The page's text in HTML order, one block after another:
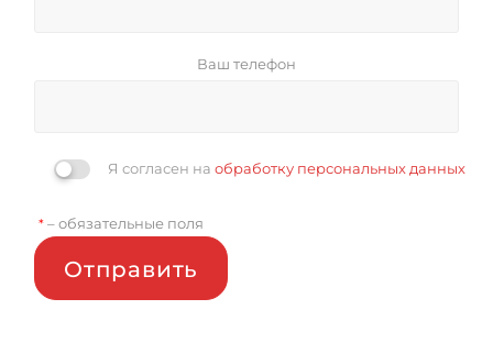
Ваш телефон
Я согласен на обработку персональных данных
Отправить
* – обязательные поля